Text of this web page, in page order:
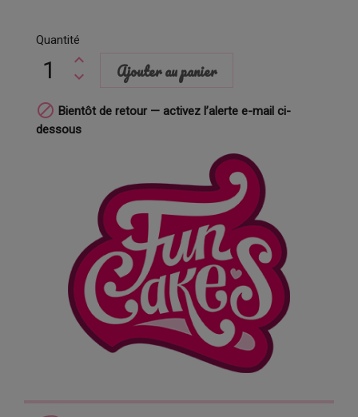
Quantité
Ajouter au panier
 Bientôt de retour — activez l’alerte e-mail ci-
dessous